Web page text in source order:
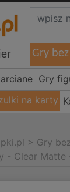
Gry
Gry
na karty
> Gry
- Clear Matte